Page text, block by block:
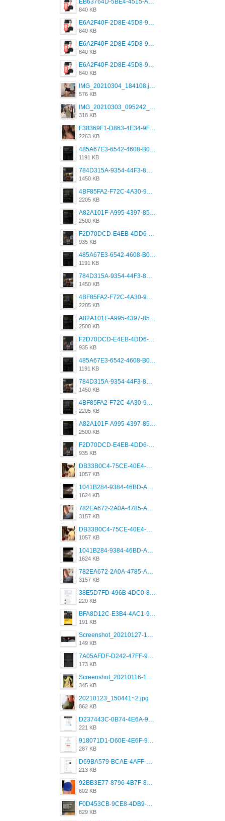
EB63764D-5BE4-4515-AE2D-C12D6462FA6E.jpeg
840 KB
E6A2F40F-2D8E-45D8-9173-4E0A49DB0C32.jpeg
840 KB
E6A2F40F-2D8E-45D8-9173-4E0A49DB0C32.jpeg
840 KB
E6A2F40F-2D8E-45D8-9173-4E0A49DB0C32.jpeg
840 KB
IMG_20210304_184108.jpg
576 KB
IMG_20210303_095242_330.jpg
318 KB
F38369F1-D863-4E34-9F3A-A5E6EFE4ACF1.jpeg
2263 KB
485A67E3-6542-4608-B01F-4376EE148F7C.png
1191 KB
784D315A-9354-44F3-8CBF-4F5A2119BE00.png
1450 KB
4BF85FA2-F72C-4A30-99F1-443614A985FC.png
2205 KB
A82A101F-A995-4397-8534-7EB8F89DCCB6.png
2500 KB
F2D70DCD-E4EB-4DD6-B5E2-B307012546D7.png
935 KB
485A67E3-6542-4608-B01F-4376EE148F7C.png
1191 KB
784D315A-9354-44F3-8CBF-4F5A2119BE00.png
1450 KB
4BF85FA2-F72C-4A30-99F1-443614A985FC.png
2205 KB
A82A101F-A995-4397-8534-7EB8F89DCCB6.png
2500 KB
F2D70DCD-E4EB-4DD6-B5E2-B307012546D7.png
935 KB
485A67E3-6542-4608-B01F-4376EE148F7C.png
1191 KB
784D315A-9354-44F3-8CBF-4F5A2119BE00.png
1450 KB
4BF85FA2-F72C-4A30-99F1-443614A985FC.png
2205 KB
A82A101F-A995-4397-8534-7EB8F89DCCB6.png
2500 KB
F2D70DCD-E4EB-4DD6-B5E2-B307012546D7.png
935 KB
DB33B0C4-75CE-40E4-A6AC-0197671C4DF7.jpeg
1057 KB
1041B284-9384-46BD-A8D2-2905F5837CAA.png
1624 KB
782EA672-2A0A-4785-A337-4340E4AFEE7A.png
3157 KB
DB33B0C4-75CE-40E4-A6AC-0197671C4DF7.jpeg
1057 KB
1041B284-9384-46BD-A8D2-2905F5837CAA.png
1624 KB
782EA672-2A0A-4785-A337-4340E4AFEE7A.png
3157 KB
38E5D7FD-496B-4DC0-8693-3830613F02E3.jpeg
220 KB
BFA8D12C-E3B4-4AC1-945A-A4F53D5ECE14.jpeg
191 KB
Screenshot_20210127-191056_Grindr.jpg
149 KB
7A05AFDF-D242-47FF-9F52-60B003D0167B.jpeg
173 KB
Screenshot_20210116-102820.jpg
345 KB
20210123_150441~2.jpg
862 KB
D237443C-0B74-4E6A-9382-A5F8DA2912A9.jpeg
221 KB
918071D1-D60E-4E6F-98FD-789350930259.jpeg
287 KB
D69BA579-BCAE-4AFF-BB66-B559C4A6E2E3.jpeg
213 KB
92BB3E77-8796-4B7F-8C5A-2E41554E96A0.jpeg
602 KB
F0D453CB-9CE8-4DB9-9EFD-553B1D2FEBB1.jpeg
829 KB